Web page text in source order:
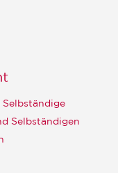
Selbständigen